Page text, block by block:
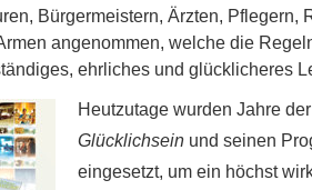
Bürgermeistern, Ärzten, Pflegern,
angenommen, welche die
ehrliches und glücklicheres
Heutzutage wurden Jahre
Glücklichseinund seinen
eingesetzt, um ein höchst